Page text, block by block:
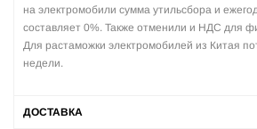
на электромобили сумма утильсбора и
составляет 0%. Также отменили и НДС для
Для растаможки электромобилей из Китая
недели.
ДОСТАВКА